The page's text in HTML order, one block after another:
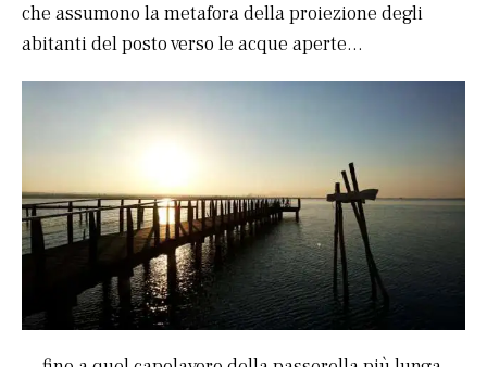
che assumono la metafora della proiezione degli
abitanti del posto verso le acque aperte…